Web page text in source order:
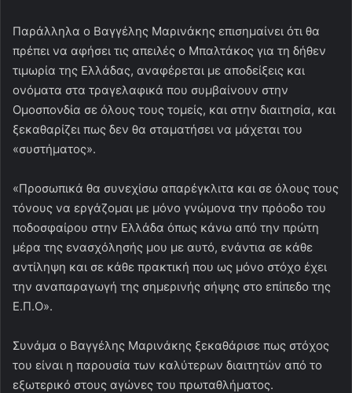
Παράλληλα ο Βαγγέλης Μαρινάκης επισημαίνει ότι θα
πρέπει να αφήσει τις απειλές ο Μπαλτάκος για τη δήθεν
τιμωρία της Ελλάδας, αναφέρεται με αποδείξεις και
ονόματα στα τραγελαφικά που συμβαίνουν στην
Ομοσπονδία σε όλους τους τομείς, και στην διαιτησία, και
ξεκαθαρίζει πως δεν θα σταματήσει να μάχεται του
«συστήματος».
«Προσωπικά θα συνεχίσω απαρέγκλιτα και σε όλους τους
τόνους να εργάζομαι με μόνο γνώμονα την πρόοδο του
ποδοσφαίρου στην Ελλάδα όπως κάνω από την πρώτη
μέρα της ενασχόλησής μου με αυτό, ενάντια σε κάθε
αντίληψη και σε κάθε πρακτική που ως μόνο στόχο έχει
την αναπαραγωγή της σημερινής σήψης στο επίπεδο της
Ε.Π.Ο».
Συνάμα ο Βαγγέλης Μαρινάκης ξεκαθάρισε πως στόχος
του είναι η παρουσία των καλύτερων διαιτητών από το
εξωτερικό στους αγώνες του πρωταθλήματος.